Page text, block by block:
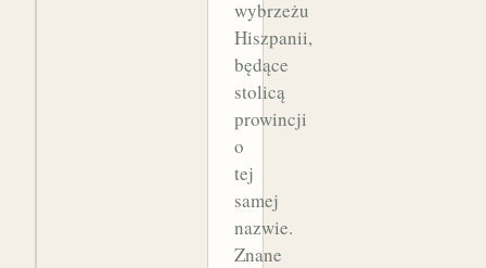
wybrzeżu
Hiszpanii,
będące
stolicą
prowincji
o
tej
samej
nazwie.
Znane